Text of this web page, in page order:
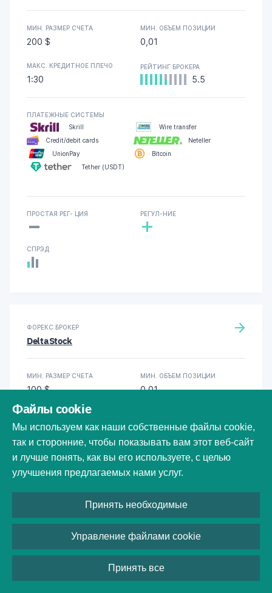
МИН. РАЗМЕР СЧЕТА
200 $
МИН. ОБЪЕМ ПОЗИЦИИ
0,01
МАКС. КРЕДИТНОЕ ПЛЕЧО
1:30
РЕЙТИНГ БРОКЕРА
5.5
ПЛАТЕЖНЫЕ СИСТЕМЫ
Skrill
Wire transfer
Credit/debit cards
Neteller
UnionPay
Bitcoin
Tether (USDT)
ПРОСТАЯ РЕГ- ЦИЯ
- РЕГУЛ-НИЕ
+
СПРЭД
ФОРЕКС БРОКЕР
DeltaStock
МИН. РАЗМЕР СЧЕТА
100 $
МИН. ОБЪЕМ ПОЗИЦИИ
0,01
МАКС. КРЕДИТНОЕ ПЛЕЧО
1:200
ПЛАТЕЖНЫЕ СИСТЕМЫ
Wire transfer
Credit/debit cards
- +
СПРЭД
Файлы cookie
Мы используем как наши собственные файлы cookie,
так и сторонние, чтобы показывать вам этот веб-сайт
и лучше понять, как вы его используете, с целью
улучшения предлагаемых нами услуг.
Принять необходимые
Управление файлами cookie
Принять все